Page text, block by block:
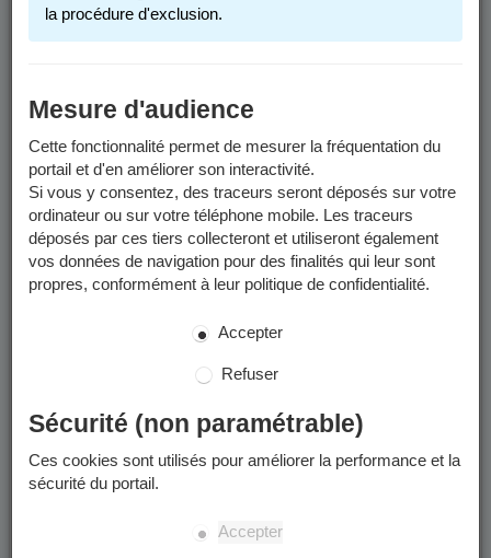
la procédure d'exclusion.
Mesure d'audience
Cette fonctionnalité permet de mesurer la fréquentation du
portail et d'en améliorer son interactivité.
Si vous y consentez, des traceurs seront déposés sur votre
ordinateur ou sur votre téléphone mobile. Les traceurs
déposés par ces tiers collecteront et utiliseront également
vos données de navigation pour des finalités qui leur sont
propres, conformément à leur politique de confidentialité.
Accepter
Refuser
Sécurité (non paramétrable)
Ces cookies sont utilisés pour améliorer la performance et la
sécurité du portail.
Accepter